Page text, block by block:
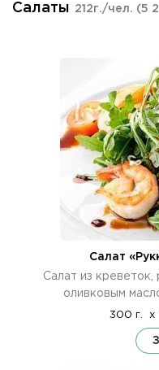
Салаты 212г./чел. (5
Салат
Салат из
оливковым
300 г. x